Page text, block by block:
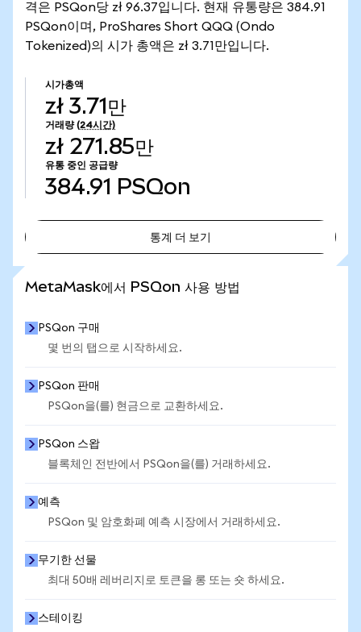
격은 PSQon당 zł 96.37입니다. 현재 유통량은 384.91
PSQon이며, ProShares Short QQQ (Ondo
Tokenized)의 시가 총액은 zł 3.71만입니다.
시가총액
zł 3.71만
거래량 (24시간)
zł 271.85만
유통 중인 공급량
384.91 PSQon
통계 더 보기
MetaMask에서 PSQon 사용 방법
PSQon 구매
몇 번의 탭으로 시작하세요.
PSQon 판매
PSQon을(를) 현금으로 교환하세요.
PSQon 스왑
블록체인 전반에서 PSQon을(를) 거래하세요.
예측
PSQon 및 암호화폐 예측 시장에서 거래하세요.
무기한 선물
최대 50배 레버리지로 토큰을 롱 또는 숏 하세요.
스테이킹